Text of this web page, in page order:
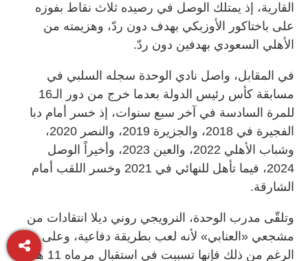
القارية، إذ يمتلك الوصل في رصيده ثلاث نقاط بفوزه
على باختاكور الأوزبكي بهدف دون ردّ، وهزيمته من
الأهلي السعودي بهدفين دون ردّ.
في المقابل، واصل نادي الوحدة سجله السلبي في
مسابقة كأس رئيس الدولة بعدما خرج من دور الـ16
للمرة السادسة في آخر سبع سنوات، إذ خسر أمام دبا
الفجيرة في 2018، والجزيرة 2019، والنصر 2020،
وشباب الأهلي 2022، والعين 2023، وأخيراً الوصل
2024، فيما تأهل للنهائي في 2021 وخسر اللقب أمام
الشارقة.
وتلقّى مدرب الوحدة، النرويجي روني ديلا انتقادات من
مشجعي «العنابي» لأنه لعب بطريقة دفاعية، وعلى
الرغم من ذلك فإنها تسببت في استقبال مرماه 11 هدفاً